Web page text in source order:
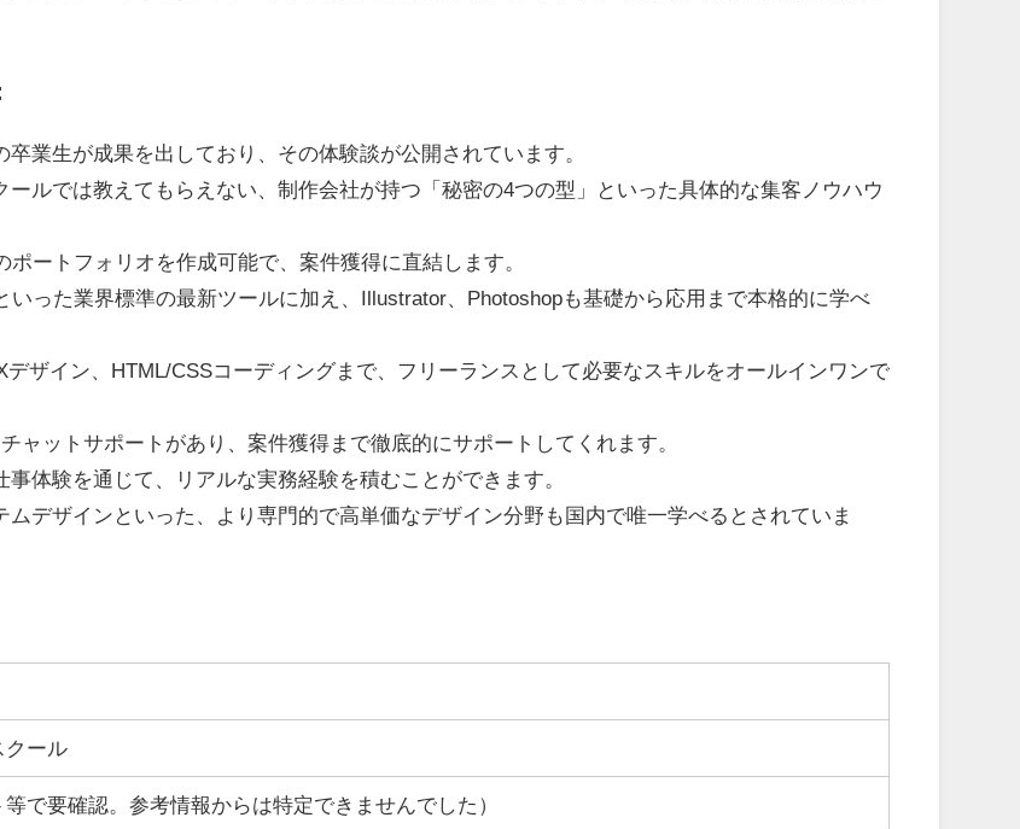
卒業生が成果を出しており、その体験談が公開されています。
ールでは教えてもらえない、制作会社が持つ「秘密の4つの型」といった具体的な集客ノウハウ
ポートフォリオを作成可能で、案件獲得に直結します。
いった業界標準の最新ツールに加え、Illustrator、Photoshopも基礎から応用まで本格的に学べ
デザイン、HTML/CSSコーディングまで、フリーランスとして必要なスキルをオールインワンで
ャットサポートがあり、案件獲得まで徹底的にサポートしてくれます。
体験を通じて、リアルな実務経験を積むことができます。
ムデザインといった、より専門的で高単価なデザイン分野も国内で唯一学べるとされていま
クール
等で要確認。参考情報からは特定できませんでした）